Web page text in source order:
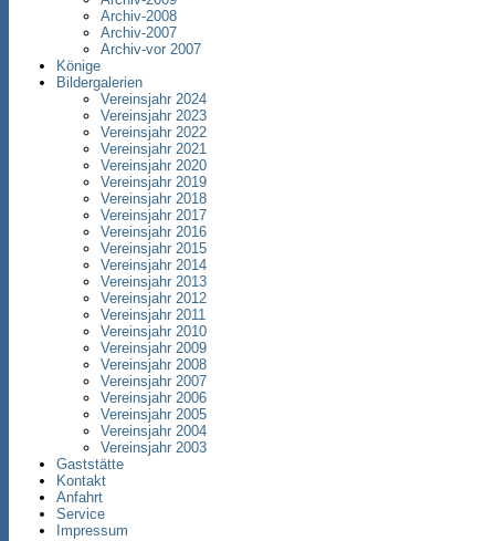
Archiv-2008
Archiv-2007
Archiv-vor 2007
Könige
Bildergalerien
Vereinsjahr 2024
Vereinsjahr 2023
Vereinsjahr 2022
Vereinsjahr 2021
Vereinsjahr 2020
Vereinsjahr 2019
Vereinsjahr 2018
Vereinsjahr 2017
Vereinsjahr 2016
Vereinsjahr 2015
Vereinsjahr 2014
Vereinsjahr 2013
Vereinsjahr 2012
Vereinsjahr 2011
Vereinsjahr 2010
Vereinsjahr 2009
Vereinsjahr 2008
Vereinsjahr 2007
Vereinsjahr 2006
Vereinsjahr 2005
Vereinsjahr 2004
Vereinsjahr 2003
Gaststätte
Kontakt
Anfahrt
Service
Impressum